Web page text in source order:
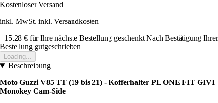
Kostenloser Versand
inkl. MwSt. inkl. Versandkosten
+15,28 € für Ihre nächste Bestellung geschenkt Nach Bestätigung Ihrer
Bestellung gutgeschrieben
Loading...
Beschreibung
Moto Guzzi V85 TT (19 bis 21) - Kofferhalter PL ONE FIT GIVI
Monokey Cam-Side